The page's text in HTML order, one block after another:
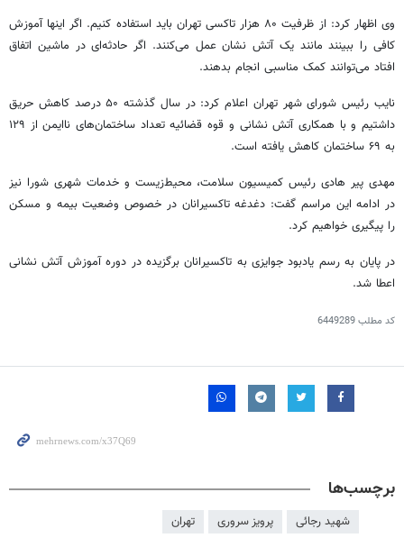
وی اظهار کرد: از ظرفیت ۸۰ هزار تاکسی تهران باید استفاده کنیم. اگر اینها آموزش
کافی را ببینند مانند یک آتش نشان عمل می‌کنند. اگر حادثه‌ای در ماشین اتفاق
افتاد می‌توانند کمک مناسبی انجام بدهند.
نایب رئیس
شورای شهر تهران اعلام کرد: در سال گذشته ۵۰ درصد کاهش حریق
داشتیم و با همکاری آتش نشانی و قوه قضائیه تعداد ساختمان‌های ناایمن از ۱۲۹
به ۶۹ ساختمان کاهش یافته است.
مهدی پیرهادی رئیس کمیسیون سلامت، محیط‌زیست و خدمات شهری شورا نیز
در ادامه این مراسم گفت: دغدغه تاکسیراناندر خصوص وضعیت بیمه و مسکن
را پیگیری خواهیم کرد.
در پایان به رسم یادبود جوایزی به تاکسیرانان برگزیده در دوره آموزش آتش نشانی
اعطا شد.
کد مطلب6449289
برچسب‌ها
شهید رجائی پرویز سروری تهران